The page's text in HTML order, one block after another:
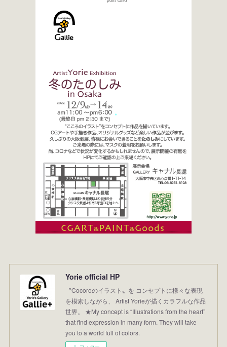
Yorie official HP
〝Cocoroのイラスト〟を コンセプトに様々な表現
を模索しながら、 Artist Yorieが描くカラフルな作品
世界。 ★My concept is “Illustrations from the heart”
that find expression in many form. They will take
you to a world full of colors.